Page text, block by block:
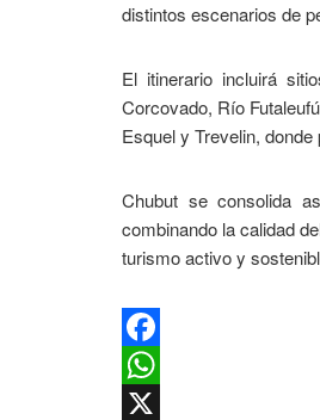
distintos escenarios de
El itinerario incluirá
Corcovado, Río
Esquel y Trevelin,
Chubut se consolida
combinando la calidad
turismo activo y
Facebook
WhatsApp